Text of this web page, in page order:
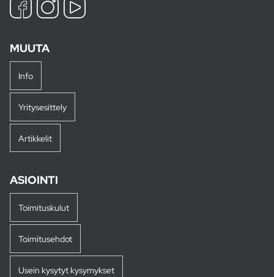
MUUTA
Info
Yritysesittely
Artikkelit
ASIOINTI
Toimituskulut
Toimitusehdot
Usein kysytyt kysymykset